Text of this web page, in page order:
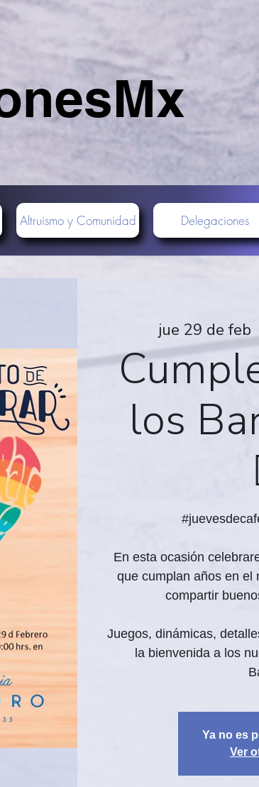
Altruismo y Comunidad Delegaciones
jue 29 de feb
los
En esta ocasión
que cumplan años en el
compartir
Juegos, dinámicas,
la bienvenida a los
Ya no es
Ver